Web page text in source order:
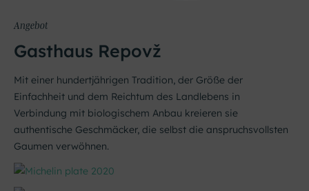
Angebot
Gasthaus Repovž
Mit einer hundertjährigen Tradition, der Größe der
Einfachheit und dem Reichtum des Landlebens in
Verbindung mit biologischem Anbau kreieren sie
authentische Geschmäcker, die selbst die anspruchsvollsten
Gaumen verwöhnen.